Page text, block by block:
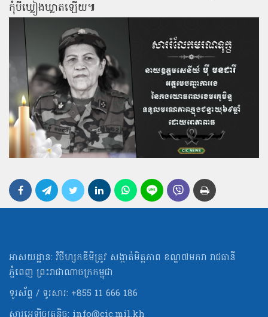
កុំបីឃ្លៀងឃ្លាតឡើយ៕
អាសយដ្ឋាន: វិថីហ្សកឌីមីត្រូវ សង្កាត់មិត្ដភាព ខណ្ឌ៧មករា រាជធានី
ភ្នំពេញ ព្រះរាជាណាចក្រកម្ពុជា
ទូរស័ព្ទ / ទូរសារ: +855 11 666 186